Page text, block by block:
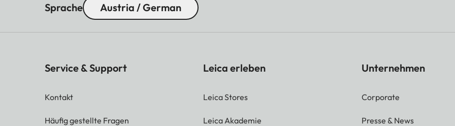
Sprache Austria / German
Service & Support
Kontakt
Häufig gestellte Fragen
Leica erleben
Leica Stores
Leica Akademie
Unternehmen
Corporate
Presse & News